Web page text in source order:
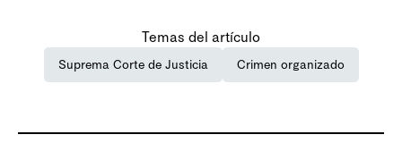
Temas del artículo
Suprema Corte de Justicia Crimen organizado